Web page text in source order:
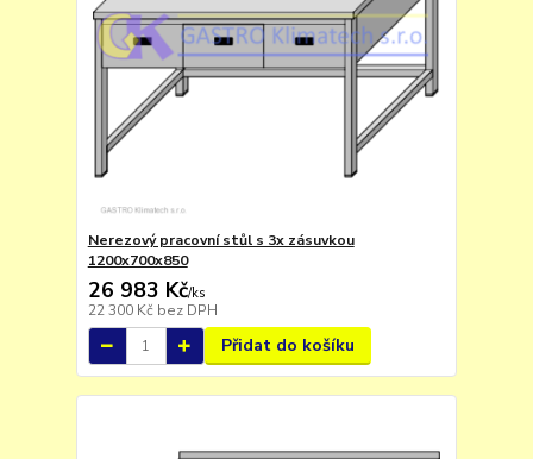
Nerezový pracovní stůl s 3x zásuvkou
1200x700x850
26 983 Kč/ks
22 300 Kč bez DPH
Přidat do košíku